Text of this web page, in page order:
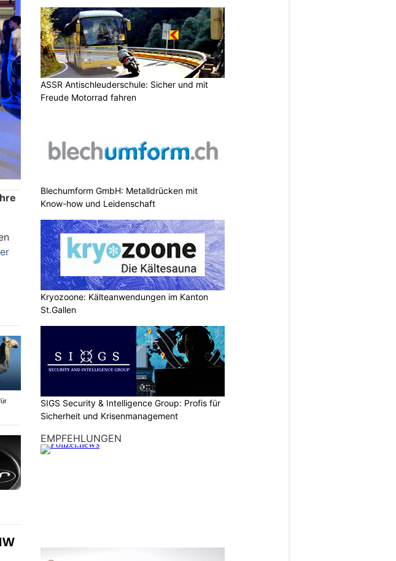
ASSR Antischleuderschule: Sicher und mit
Freude Motorrad fahren
Blechumform GmbH: Metalldrücken mit
Know-how und Leidenschaft
Kryozoone: Kälteanwendungen im Kanton
St.Gallen
SIGS Security & Intelligence Group: Profis für
Sicherheit und Krisenmanagement
EMPFEHLUNGEN